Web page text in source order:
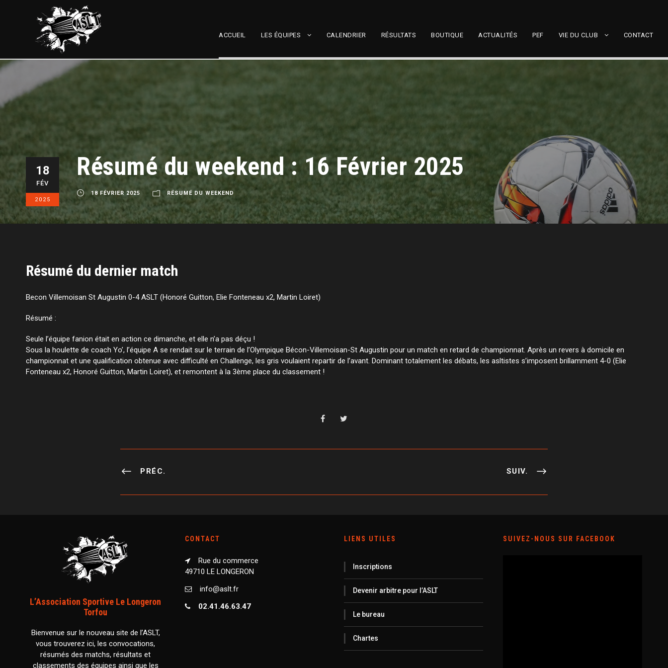
ACCUEIL LES ÉQUIPES CALENDRIER RÉSULTATS BOUTIQUE ACTUALITÉS PEF VIE DU CLUB CONTACT
18
FÉV
2025
Résumé du weekend : 16 Février 2025
18 FÉVRIER 2025 RÉSUMÉ DU WEEKEND
Résumé du dernier match
Becon Villemoisan St Augustin 0-4 ASLT (Honoré Guitton, Elie Fonteneau x2, Martin Loiret)
Résumé :
Seule l’équipe fanion était en action ce dimanche, et elle n’a pas déçu !
Sous la houlette de coach Yo’, l’équipe A se rendait sur le terrain de l’Olympique Bécon-Villemoisan-St Augustin pour un match en retard de championnat. Après un revers à domicile en
championnat et une qualification obtenue avec difficulté en Challenge, les gris voulaient repartir de l’avant. Dominant totalement les débats, les asltistes s’imposent brillamment 4-0 (Elie
Fonteneau x2, Honoré Guitton, Martin Loiret), et remontent à la 3ème place du classement !
PRÉC. SUIV.
L’Association Sportive Le Longeron
Torfou
Bienvenue sur le nouveau site de l’ASLT,
vous trouverez ici, les convocations,
résumés des matchs, résultats et
classements des équipes ainsi que les
CONTACT
Rue du commerce
49710 LE LONGERON
info@aslt.fr
02.41.46.63.47
LIENS UTILES
Inscriptions
Devenir arbitre pour l’ASLT
Le bureau
Chartes
SUIVEZ-NOUS SUR FACEBOOK